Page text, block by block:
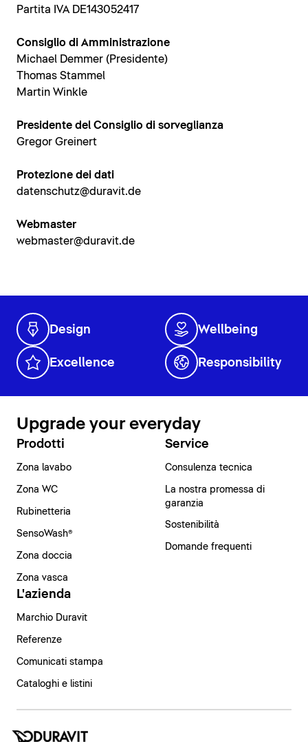
Partita IVA DE143052417
Consiglio di Amministrazione
Michael Demmer (Presidente)
Thomas Stammel
Martin Winkle
Presidente del Consiglio di sorveglianza
Gregor Greinert
Protezione dei dati
datenschutz@duravit.de
Webmaster
webmaster@duravit.de
Design Wellbeing
Excellence Responsibility
Upgrade your everyday
Prodotti
Zona lavabo
Zona WC
Rubinetteria
SensoWash®
Zona doccia
Zona vasca
Service
Consulenza tecnica
La nostra promessa di
garanzia
Sostenibilità
Domande frequenti
L'azienda
Marchio Duravit
Referenze
Comunicati stampa
Cataloghi e listini